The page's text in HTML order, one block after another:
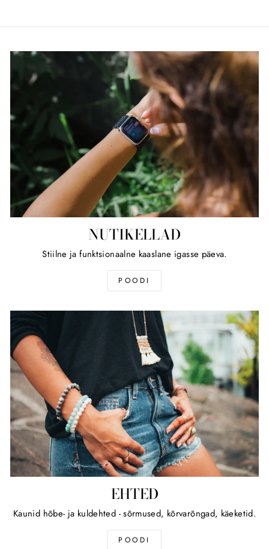
NUTIKELLAD
Stiilne ja funktsionaalne kaaslane igasse päeva.
POODI
EHTED
Kaunid hõbe- ja kuldehted - sõrmused, kõrvarõngad, käeketid.
POODI